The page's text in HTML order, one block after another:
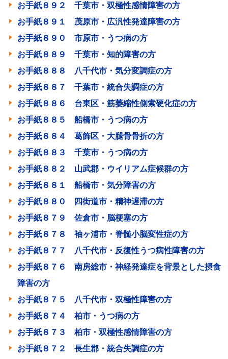
お手紙８９２ 千葉市・双極性感情障害の方
お手紙８９１ 茂原市・広汎性発達障害の方
お手紙８９０ 市原市・うつ病の方
お手紙８８９ 千葉市・知的障害の方
お手紙８８８ 八千代市・気分変調症の方
お手紙８８７ 千葉市・統合失調症の方
お手紙８８６ 台東区・筋萎縮性側索硬化症の方
お手紙８８５ 船橋市・うつ病の方
お手紙８８４ 葛飾区・大腿骨骨折の方
お手紙８８３ 千葉市・うつ病の方
お手紙８８２ 山武郡・ウイリアム症候群の方
お手紙８８１ 船橋市・気分障害の方
お手紙８８０ 四街道市・精神遅滞の方
お手紙８７９ 佐倉市・脳梗塞の方
お手紙８７８ 袖ヶ浦市・脊髄小脳変性症の方
お手紙８７７ 八千代市・反復性うつ病性障害の方
お手紙８７６ 南房総市・神経発達症を背景とした摂食
障害の方
お手紙８７５ 八千代市・双極性障害の方
お手紙８７４ 柏市・うつ病の方
お手紙８７３ 柏市・双極性感情障害の方
お手紙８７２ 長生郡・統合失調症の方